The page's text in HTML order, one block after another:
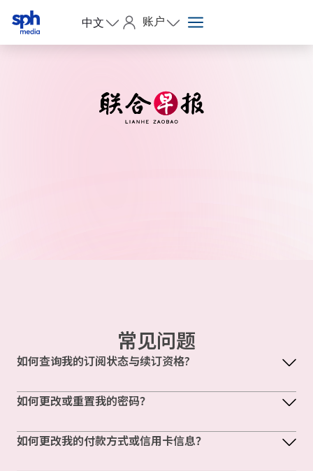
中文 账户
常见问题
如何查询我的订阅状态与续订资格?
如何更改或重置我的密码？
如何更改我的付款方式或信用卡信息？